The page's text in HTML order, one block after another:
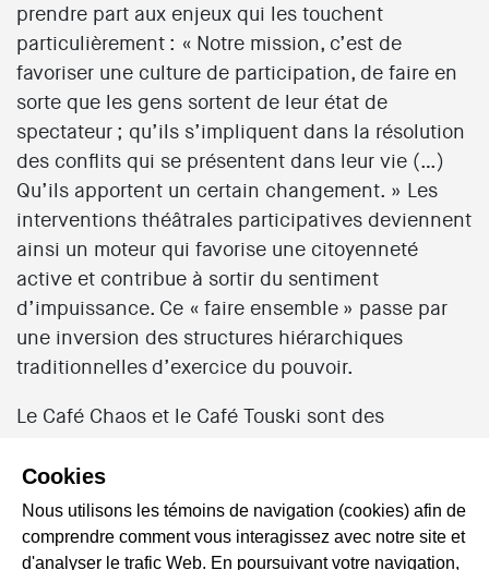
prendre part aux enjeux qui les touchent
particulièrement : « Notre mission, c’est de
favoriser une culture de participation, de faire en
sorte que les gens sortent de leur état de
spectateur ; qu’ils s’impliquent dans la résolution
des conflits qui se présentent dans leur vie (…)
Qu’ils apportent un certain changement. » Les
interventions théâtrales participatives deviennent
ainsi un moteur qui favorise une citoyenneté
active et contribue à sortir du sentiment
d’impuissance. Ce « faire ensemble » passe par
une inversion des structures hiérarchiques
traditionnelles d’exercice du pouvoir.
Le Café Chaos et le Café Touski sont des
portes en 1995 dans le but d’offrir une salle de
spectacle accessible pour la relève musicale. Plus
récemment, en 2001, l’ouverture du Café Touski
par trois mères monoparentales a permis d’offrir
Cookies
Nous utilisons les témoins de navigation (cookies) afin de
comprendre comment vous interagissez avec notre site et
d'analyser le trafic Web. En poursuivant votre navigation,